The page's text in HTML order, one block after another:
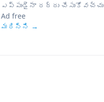
ఎప్పుడైనా రద్దు చేసుకోవచ్చు
Ad free
మరిన్ని →